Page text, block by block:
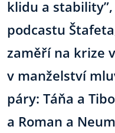
klidu a
podcastu
zaměří na krize
v manželství
páry: Táňa a
a Roman a